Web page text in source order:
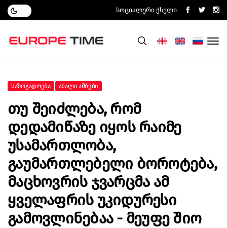
Სოციალური Ქსელი
Საზოგადოება Ახალი Ამბები
Თუ Შეიძლება, Რომ
Დედამიწაზე Იყოს Რაიმე
Უსამართლობა,
Გაუმართლებელი Ბოროტება,
Მაცხოვრის Ჯვარცმა Ამ
Ყველაფრის Უკიდურესი
Გამოვლინებაა - Მეუფე Შიო